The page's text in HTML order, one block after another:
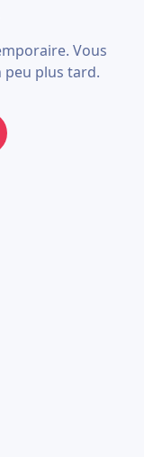
Vous
peu plus tard.